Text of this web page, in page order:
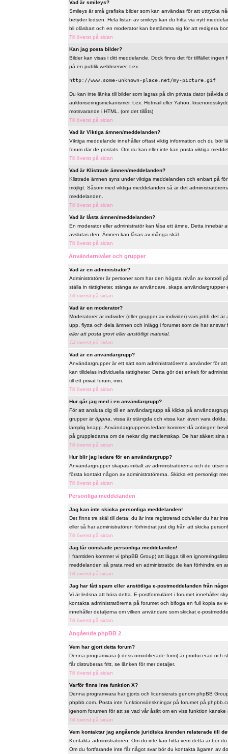
Vad är smileys?
Smileys är små grafiska bilder som kan användas för att uttrycka
betyder ledsen. Hela listan av smileys kan du hitta via nytt
bli oläsbart och en moderator kan bestämma sig för att redigera
Till överst på sidan
Kan jag posta bilder?
Bilder kan visas i ditt meddelande. Dock finns det för tillfället
på en publik webbserver, t.ex.
http://www.some-unknown-place.net/my-picture.gif
Du kan inte länka till bilder som lagras på din privata dator (såvida
auktoriseringsmekanismer, t.ex. Hotmail eller Yahoo,
motsvarande i HTML. (om det tillåts)
Till överst på sidan
Vad är Viktiga ämnen/meddelanden?
Viktiga meddelande innehåller oftast viktig information och du bör
forum där de postats. Om du kan eller inte kan posta viktiga
Till överst på sidan
Vad är Klistrade ämnen/meddelanden?
Klistrade ämnen syns under viktiga meddelanden och enbart på
möjligt. Såsom med viktiga meddelanden så är det
meddelanden.
Till överst på sidan
Vad är låsta ämnen/meddelanden?
En moderator eller administratör kan låsa ett ämne. Detta innebär
avslutas den. Ämnen kan låsas av många skäl.
Till överst på sidan
Användarnivåer och grupper
Vad är en administratör?
Administratörer är personer som har den högsta nivån av kontroll
ställa in rättigheter, stänga av användare, skapa användargrupper
Till överst på sidan
Vad är en moderator?
Moderatorer är individer (eller grupper av individer) vars jobb det
upp, flytta och dela ämnen och inlägg i forumet som de har
eller att posta grovt eller anstötligt material.
Till överst på sidan
Vad är en användargrupp?
Användargrupper är ett sätt som administratörerna använder för
kan tilldelas individuella rättigheter. Detta gör det enkelt för
till ett privat forum, mm.
Till överst på sidan
Hur går jag med i en användargrupp?
För att ansluta dig till en användargrupp så klicka på
grupper äröppna , vissa är stängda och vissa kan även vara
lämplig knapp. Användargruppens ledare kommer då antingen
på gruppledarna om de nekar dig medlemskap. De har säkert sina
Till överst på sidan
Hur blir jag ledare för en användargrupp?
Användargrupper skapas initialt av administratörerna och de
första kontakt någon av administratörerna. Skicka ett personligt
Till överst på sidan
Personliga meddelanden
Jag kan inte skicka personliga meddelanden!
Det finns tre skäl till detta; du är inte registrerad och/eller du har
eller så har administratören förhindrat just dig från att skicka
Till överst på sidan
Jag får oönskade personliga meddelanden!
I framtiden kommer vi (phpBB Group) att lägga till en
meddelanden så prata med en administratör, de kan förhindra en
Till överst på sidan
Jag har fått spam eller anstötliga e-postmeddelanden från
Vi är ledsna att höra detta. E-postformuläret i forumet innehåller
kontakta administratörerna på forumet och bifoga en full kopia av
innehåller detaljerna om vilken användare som skickat e-
Till överst på sidan
Angående phpBB 2
Vem har gjort detta forum?
Denna programvara (i dess omodifierade form) är producerad och
får distruberas fritt, se länken för mer detaljer.
Till överst på sidan
Varför finns inte funktion X?
Denna programvara har gjorts och licensierats genom phpBB
phpbb.com. Posta inte funktionsönskningar på forumet på
igenom forumen för att se vad vår åsikt om en viss funktion
Till överst på sidan
Vem kontaktar jag angående juridiska ärenden relaterade till
Kontakta administratören. Om du inte kan hitta vem detta är bör
Om du fortfarande inte får något svar bör du kontakta ägaren av